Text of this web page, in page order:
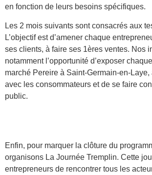
en fonction de leurs besoins spécifiques.
Les 2 mois suivants sont consacrés aux
L’objectif est d’amener chaque
ses clients, à faire ses 1ères ventes. Nos
notamment l’opportunité d’exposer
marché Pereire à Saint-Germain-en-Laye,
avec les consommateurs et de se faire
public.
Enfin, pour marquer la clôture du
organisons La Journée Tremplin. Cette
entrepreneurs de rencontrer tous les